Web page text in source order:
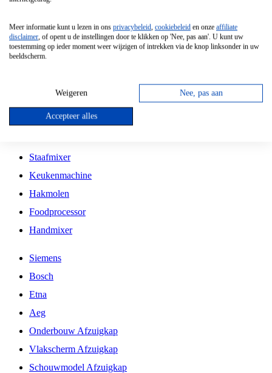
Vrijstaande Magnetron
Vrijstaande Kookplaat
Inbouw Gaskookplaat
Inbouw Keramische Kookplaat
Kookplaat Accessoires
Staafmixer
Keukenmachine
Hakmolen
Foodprocessor
Handmixer
Siemens
Bosch
Etna
Aeg
Onderbouw Afzuigkap
Vlakscherm Afzuigkap
Schouwmodel Afzuigkap
Meer informatie kunt u lezen in ons privacybeleid, cookiebeleid en onze affiliate
disclaimer, of opent u de instellingen door te klikken op 'Nee, pas aan'. U kunt uw
toestemming op ieder moment weer wijzigen of intrekken via de knop linksonder in uw
beeldscherm.
Weigeren Nee, pas aan
Accepteer alles